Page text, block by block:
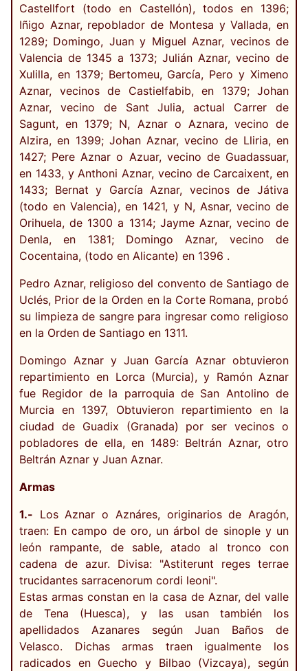
Castellfort (todo en Castellón), todos en 1396;
Iñigo Aznar, repoblador de Montesa y Vallada, en
1289; Domingo, Juan y Miguel Aznar, vecinos de
Valencia de 1345 a 1373; Julián Aznar, vecino de
Xulilla, en 1379; Bertomeu, García, Pero y Ximeno
Aznar, vecinos de Castielfabib, en 1379; Johan
Aznar, vecino de Sant Julia, actual Carrer de
Sagunt, en 1379; N, Aznar o Aznara, vecino de
Alzira, en 1399; Johan Aznar, vecino de Lliria, en
1427; Pere Aznar o Azuar, vecino de Guadassuar,
en 1433, y Anthoni Aznar, vecino de Carcaixent, en
1433; Bernat y García Aznar, vecinos de Játiva
(todo en Valencia), en 1421, y N, Asnar, vecino de
Orihuela, de 1300 a 1314; Jayme Aznar, vecino de
Denla, en 1381; Domingo Aznar, vecino de
Cocentaina, (todo en Alicante) en 1396 .
Pedro Aznar, religioso del convento de Santiago de
Uclés, Prior de la Orden en la Corte Romana, probó
su limpieza de sangre para ingresar como religioso
en la Orden de Santiago en 1311.
Domingo Aznar y Juan García Aznar obtuvieron
repartimiento en Lorca (Murcia), y Ramón Aznar
fue Regidor de la parroquia de San Antolino de
Murcia en 1397, Obtuvieron repartimiento en la
ciudad de Guadix (Granada) por ser vecinos o
pobladores de ella, en 1489: Beltrán Aznar, otro
Beltrán Aznar y Juan Aznar.
Armas
1.- Los Aznar o Aznáres, originarios de Aragón,
traen: En campo de oro, un árbol de sinople y un
león rampante, de sable, atado al tronco con
cadena de azur. Divisa: "Astiterunt reges terrae
trucidantes sarracenorum cordi leoni".
Estas armas constan en la casa de Aznar, del valle
de Tena (Huesca), y las usan también los
apellidados Azanares según Juan Baños de
Velasco. Dichas armas traen igualmente los
radicados en Guecho y Bilbao (Vizcaya), según